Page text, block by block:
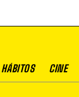
CINE